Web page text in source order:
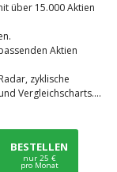
über 15.000 Aktien
Aktien
zyklische
Vergleichscharts....
BESTELLEN
nur 25 €
pro Monat